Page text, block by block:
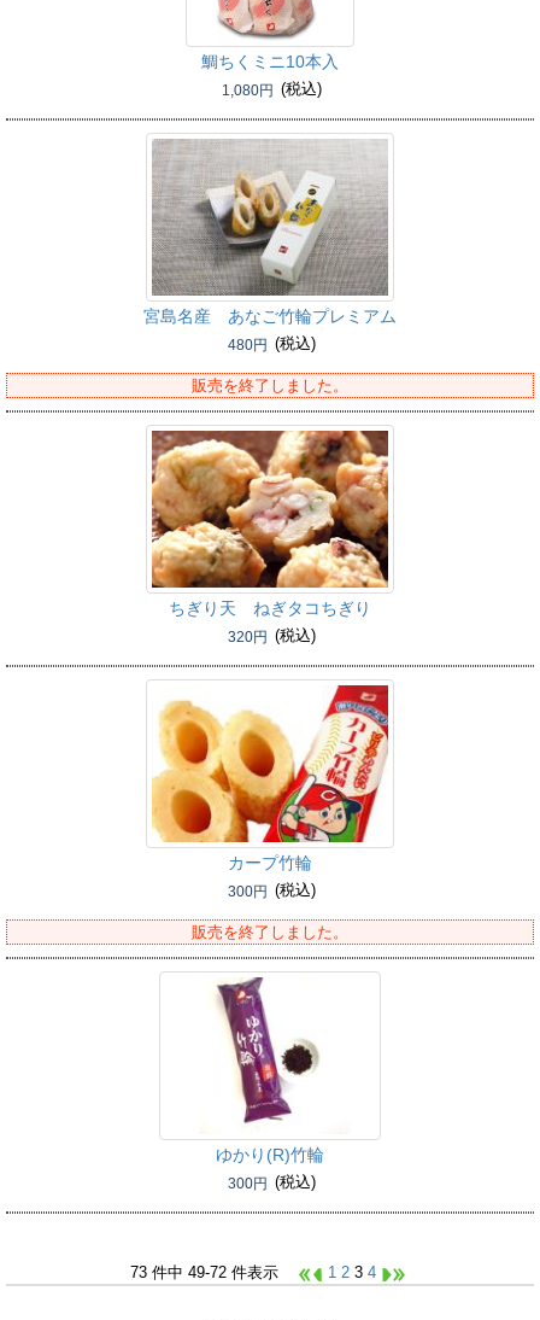
鯛ちくミニ10本入
1,080円 (税込)
宮島名産 あなご竹輪プレミアム
480円 (税込)
販売を終了しました。
ちぎり天 ねぎタコちぎり
320円 (税込)
カープ竹輪
300円 (税込)
販売を終了しました。
ゆかり(R)竹輪
300円 (税込)
73 件中 49-72 件表示 1 2 3 4